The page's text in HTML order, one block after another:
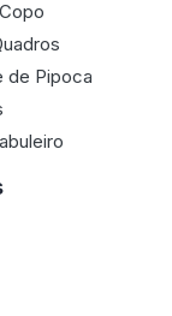
de Pipoca